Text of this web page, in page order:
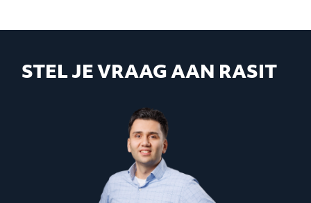
STEL JE VRAAG AAN RASIT